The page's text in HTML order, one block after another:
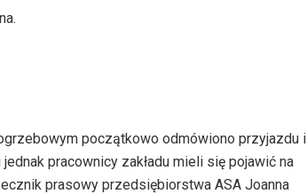
początkowo odmówiono przyjazdu i
pracownicy zakładu mieli się pojawić na
prasowy przedsiębiorstwa ASA Joanna